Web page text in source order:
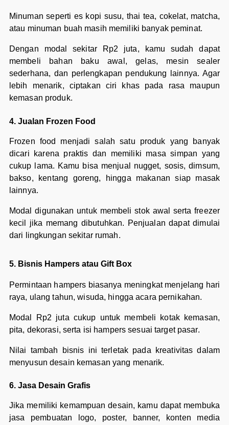
Minuman seperti es kopi susu, thai tea, cokelat, matcha,
atau minuman buah masih memiliki banyak peminat.
Dengan modal sekitar Rp2 juta, kamu sudah dapat
membeli bahan baku awal, gelas, mesin sealer
sederhana, dan perlengkapan pendukung lainnya. Agar
lebih menarik, ciptakan ciri khas pada rasa maupun
kemasan produk.
4. Jualan Frozen Food
Frozen food menjadi salah satu produk yang banyak
dicari karena praktis dan memiliki masa simpan yang
cukup lama. Kamu bisa menjual nugget, sosis, dimsum,
bakso, kentang goreng, hingga makanan siap masak
lainnya.
Modal digunakan untuk membeli stok awal serta freezer
kecil jika memang dibutuhkan. Penjualan dapat dimulai
dari lingkungan sekitar rumah.
5. Bisnis Hampers atau Gift Box
Permintaan hampers biasanya meningkat menjelang hari
raya, ulang tahun, wisuda, hingga acara pernikahan.
Modal Rp2 juta cukup untuk membeli kotak kemasan,
pita, dekorasi, serta isi hampers sesuai target pasar.
Nilai tambah bisnis ini terletak pada kreativitas dalam
menyusun desain kemasan yang menarik.
6. Jasa Desain Grafis
Jika memiliki kemampuan desain, kamu dapat membuka
jasa pembuatan logo, poster, banner, konten media